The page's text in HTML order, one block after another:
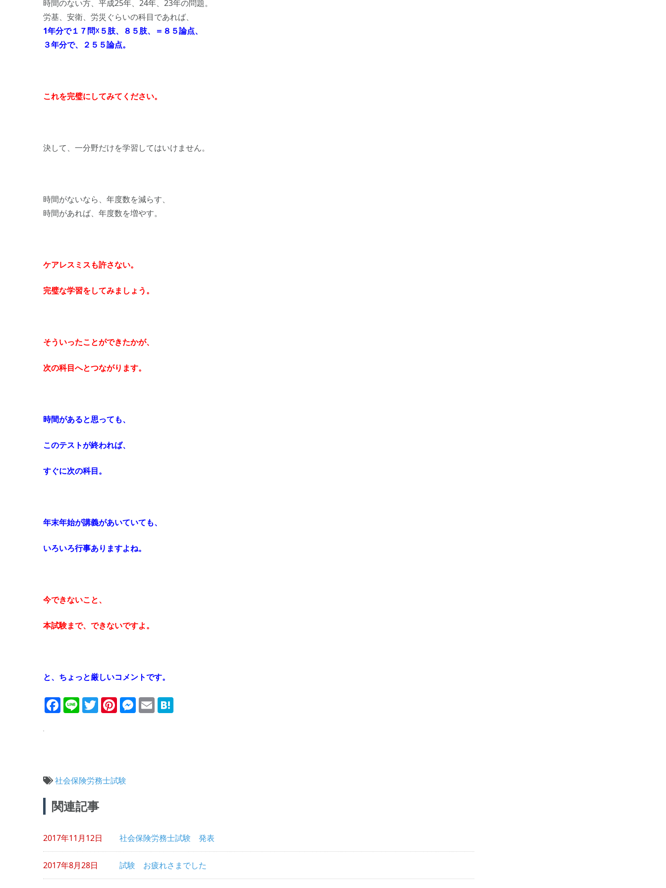
時間のない方、平成25年、24年、23年の問題。
労基、安衛、労災ぐらいの科目であれば、
1年分で１７問☓５肢、８５肢、＝８５論点、
３年分で、２５５論点。
これを完璧にしてみてください。
決して、一分野だけを学習してはいけません。
時間がないなら、年度数を減らす、
時間があれば、年度数を増やす。
ケアレスミスも許さない。
完璧な学習をしてみましょう。
そういったことができたかが、
次の科目へとつながります。
時間があると思っても、
このテストが終われば、
すぐに次の科目。
年末年始が講義があいていても、
いろいろ行事ありますよね。
今できないこと、
本試験まで、できないですよ。
と、ちょっと厳しいコメントです。
Facebook
LineTwitter
Pinterest
Messenger
Email
社会保険労務士試験
投
稿
ビ
ゲ
ー
関連記事
2017年11月12日 社会保険労務士試験 発表
2017年8月28日 試験 お疲れさまでした